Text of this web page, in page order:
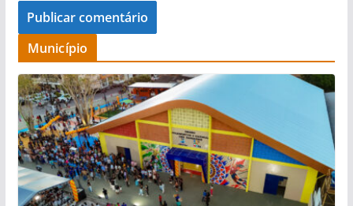
Município